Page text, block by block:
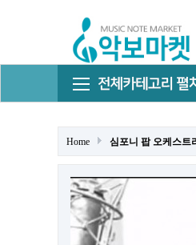
Home 심포니 팝 오케스트